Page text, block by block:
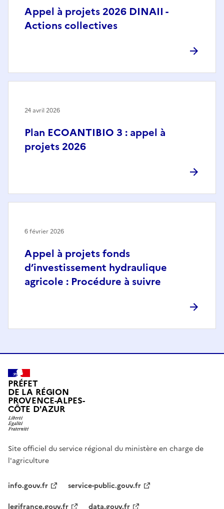
Appel à projets 2026 DINAII -
Actions collectives
Plan ECOANTIBIO 3 : appel à
projets 2026
24 avril 2026
Appel à projets fonds
d’investissement hydraulique
agricole : Procédure à suivre
6 février 2026
PRÉFET
DE LA RÉGION
PROVENCE-ALPES-
CÔTE D'AZUR
Site officiel du service régional du ministère en charge de
l'agriculture
info.gouv.fr
service-public.gouv.fr
legifrance.gouv.fr
data.gouv.fr